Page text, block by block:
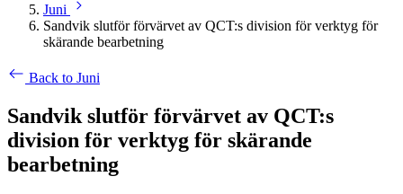
Juni
Sandvik slutför förvärvet av QCT:s division för verktyg för
skärande bearbetning
Back to Juni
Sandvik slutför förvärvet av QCT:s
division för verktyg för skärande
bearbetning